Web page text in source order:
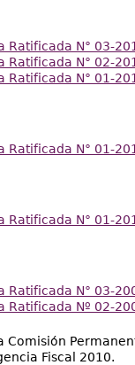
Ratificada N° 03-
Ratificada N° 02-
Ratificada N° 01-
Ratificada N° 01-
Ratificada N° 01-
Ratificada N° 03-
Ratificada Nº 02-
Comisión
Fiscal 2010.